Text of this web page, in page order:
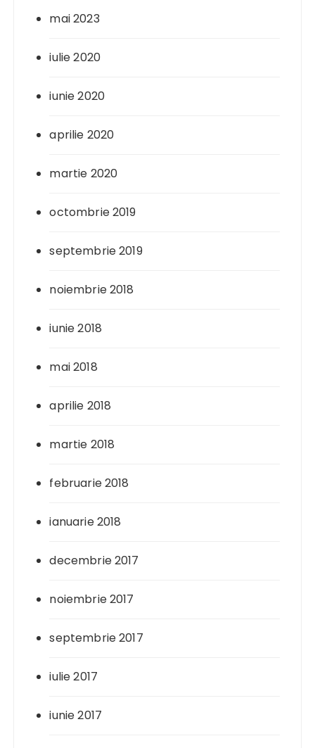
mai 2023
iulie 2020
iunie 2020
aprilie 2020
martie 2020
octombrie 2019
septembrie 2019
noiembrie 2018
iunie 2018
mai 2018
aprilie 2018
martie 2018
februarie 2018
ianuarie 2018
decembrie 2017
noiembrie 2017
septembrie 2017
iulie 2017
iunie 2017